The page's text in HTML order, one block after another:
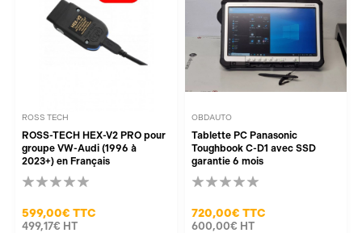
ROSS TECH
ROSS-TECH HEX-V2 PRO pour
groupe VW-Audi (1996 à
2023+) en Français
599,00€ TTC
499,17€ HT
OBDAUTO
Tablette PC Panasonic
Toughbook C-D1 avec SSD
garantie 6 mois
720,00€ TTC
600,00€ HT